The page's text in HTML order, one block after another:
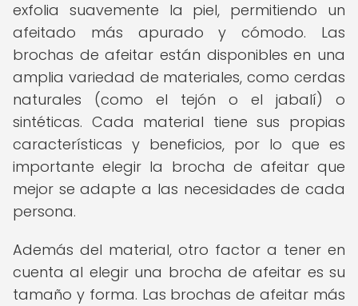
exfolia suavemente la piel, permitiendo un
afeitado más apurado y cómodo. Las
brochas de afeitar están disponibles en una
amplia variedad de materiales, como cerdas
naturales (como el tejón o el jabalí) o
sintéticas. Cada material tiene sus propias
características y beneficios, por lo que es
importante elegir la brocha de afeitar que
mejor se adapte a las necesidades de cada
persona.
Además del material, otro factor a tener en
cuenta al elegir una brocha de afeitar es su
tamaño y forma. Las brochas de afeitar más